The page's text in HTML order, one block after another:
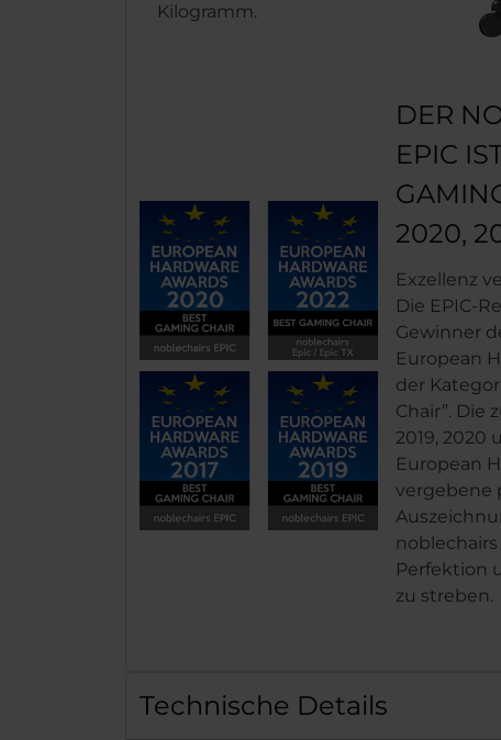
Kilogramm.
DER
EPIC
2020,
Exzellenz
Die EPIC-
Gewinner
European
der
Chair”. Die
2019, 2020
European
vergebene
Perfektion
zu streben.
Technische Details